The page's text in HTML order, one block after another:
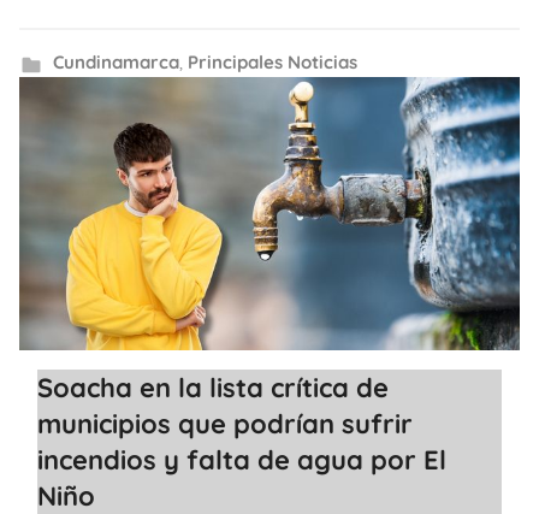
Cundinamarca, Principales Noticias
Soacha en la lista crítica de
municipios que podrían sufrir
incendios y falta de agua por El
Niño